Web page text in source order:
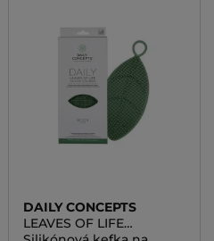
DAILY CONCEPTS
LEAVES OF LIFE
SILICONE SCRUBBER